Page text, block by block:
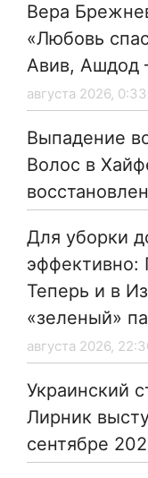
Вера
«Любовь
Авив, Ашдод
августа 2026,
Выпадение
Волос в
Для уборки
эффективно:
Теперь и в
«зеленый»
августа 2026,
Украинский
Лирник
сентябре